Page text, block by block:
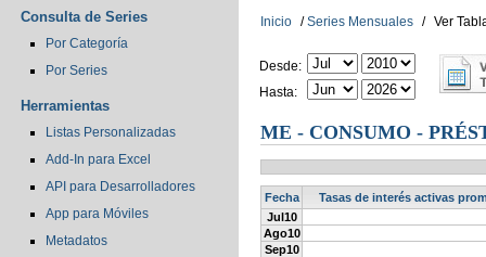
Consulta de Series
Por Categoría
Por Series
Herramientas
Listas Personalizadas
Add-In para Excel
API para Desarrolladores
App para Móviles
Metadatos
Inicio / Series Mensuales / Ver
Desde:
Hasta:
ME - CONSUMO -
Fecha
Tasas de interés activas
Jul10
Ago10
Sep10